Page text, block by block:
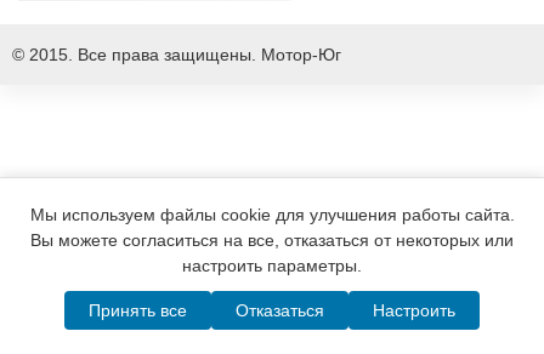
© 2015. Все права защищены. Мотор-Юг
Написать в MAX Telegram WhatsApp Позвонить
Мы используем файлы cookie для улучшения работы сайта.
Вы можете согласиться на все, отказаться от некоторых или
настроить параметры.
Принять все Отказаться Настроить